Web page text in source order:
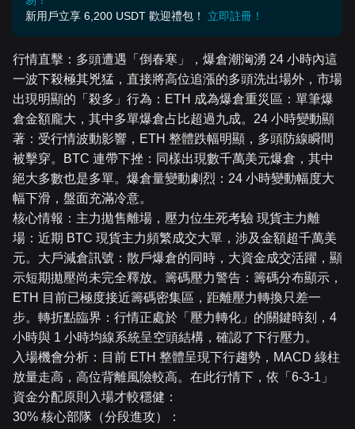
新用戶立享 6,200 USDT 歡迎禮包！
立即註冊！
行情直擊：多頭遭遇「倒春寒」，爆倉潮洶湧 24 小時內這
一波下殺極其兇猛，直接將高位追漲的多頭洗出場外，市場
出現明顯的「殺多」行為：ETH 成為爆倉重災區：單筆爆
倉金額龐大，其中多單爆倉占比超過九成。24 小時變動顯
著：受行情波動影響，ETH 整體跌幅明顯，多頭防線瞬間
被擊穿。BTC 連帶下挫：同樣出現數千萬美元爆倉，其中
絕大多數也是多單。爆倉量變動劇烈：24 小時變動幅度大
幅下滑，盤面充滿冷意。
核心情報：主力拋售離場，壓力位生死考驗 現貨主力離
場：近期 BTC 現貨主力頻繁成交大單，涉及金額超千萬美
元。大戶減倉訊號：散戶爆倉的同時，大資金成交活躍，顯
示短期拋壓尚未完全釋放。籌碼壓力警告：籌碼分布顯示，
ETH 目前已極度接近籌碼密集區，距離壓力轉換只差一
步。轉折點臨界：行情正處於「壓力轉化」的關鍵時刻，4
小時與 1 小時均線系統呈空頭結構，確認了下行壓力。
入場機會分析：目前 ETH 整體呈現下行趨勢，MACD 綠柱
放量走高，高位背離風險較高。在此行情下，依「6-3-1」
資金分配原則入場才較穩健：
30% 核心部隊（分段進攻）：